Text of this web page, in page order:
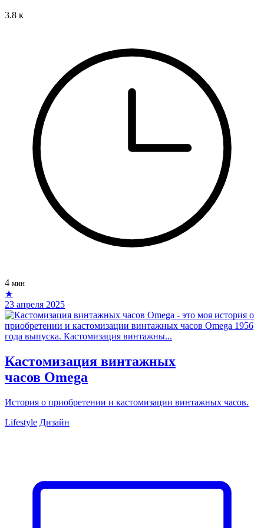
3.8 к
4 мин
★
23 апреля 2025
Кастомизация винтажных
часов Omega
История о приобретении и кастомизации винтажных часов.
Lifestyle Дизайн